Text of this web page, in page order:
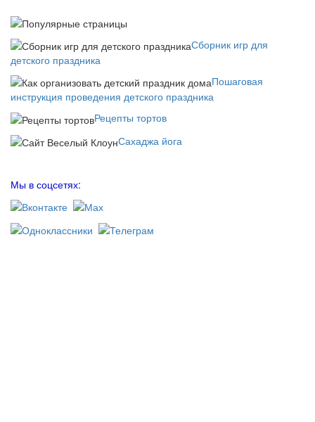
Сборник игр для
детского праздника
Пошаговая
инструкция проведения детского праздника
Рецепты тортов
Сахаджа йога
Мы в соцсетях: